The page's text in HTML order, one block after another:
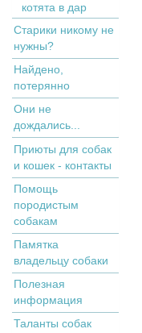
котята в дар
Старики никому не
нужны?
Найдено,
потерянно
Они не
дождались...
Приюты для собак
и кошек - контакты
Помощь
породистым
собакам
Памятка
владельцу собаки
Полезная
информация
Таланты собак